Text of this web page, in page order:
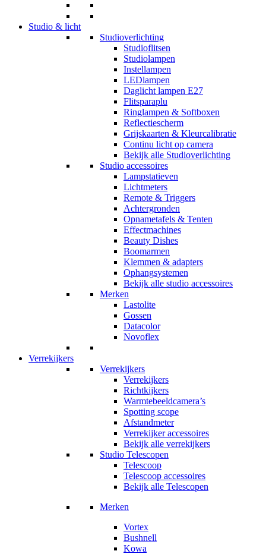
Studio & licht
Studioverlichting
Studioflitsen
Studiolampen
Instellampen
LEDlampen
Daglicht lampen E27
Flitsparaplu
Ringlampen & Softboxen
Reflectiescherm
Grijskaarten & Kleurcalibratie
Continu licht op camera
Bekijk alle Studioverlichting
Studio accessoires
Lampstatieven
Lichtmeters
Remote & Triggers
Achtergronden
Opnametafels & Tenten
Effectmachines
Beauty Dishes
Boomarmen
Klemmen & adapters
Ophangsystemen
Bekijk alle studio accessoires
Merken
Lastolite
Gossen
Datacolor
Novoflex
Verrekijkers
Verrekijkers
Verrekijkers
Richtkijkers
Warmtebeeldcamera’s
Spotting scope
Afstandmeter
Verrekijker accessoires
Bekijk alle verrekijkers
Studio Telescopen
Telescoop
Telescoop accessoires
Bekijk alle Telescopen
Merken
Vortex
Bushnell
Kowa